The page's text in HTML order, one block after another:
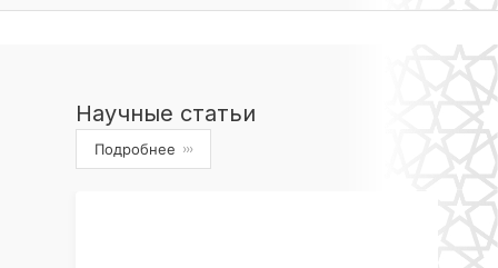
Научные статьи
Подробнее ›››